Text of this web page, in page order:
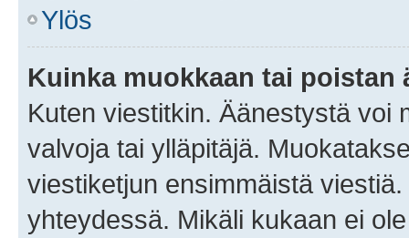
Ylös
Kuinka muokkaan tai poistan
Kuten viestitkin. Äänestystä voi
valvoja tai ylläpitäjä.
viestiketjun ensimmäistä
yhteydessä. Mikäli kukaan ei